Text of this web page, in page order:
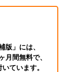
版」には、
月間無料で、
ています。